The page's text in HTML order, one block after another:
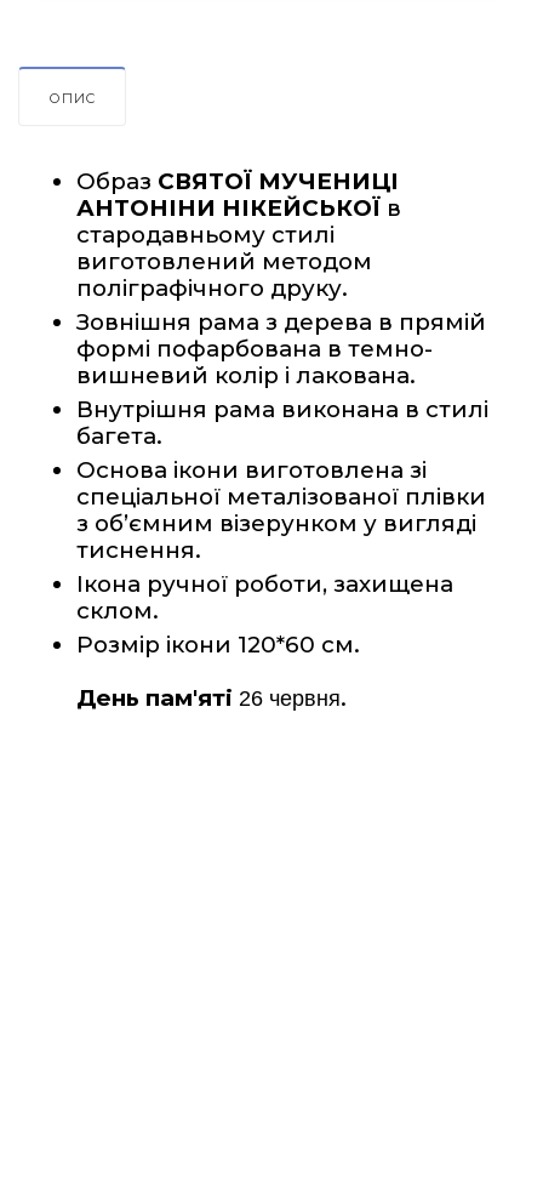
ОПИС
Образ
АНТОНІНИ НІКЕЙСЬКОЇ в
стародавньому стилі
виготовлений методом
поліграфічного друку.
Зовнішня рама з дерева в прямій
формі пофарбована в темно-
вишневий колір і лакована.
Внутрішня рама виконана в стилі
багета.
Основа ікони виготовлена зі
спеціальної металізованої плівки
з об’ємним візерунком у вигляді
тиснення.
Ікона ручної роботи, захищена
склом.
Розмір ікони 120*60 см.
День пам'яті 26 червня.